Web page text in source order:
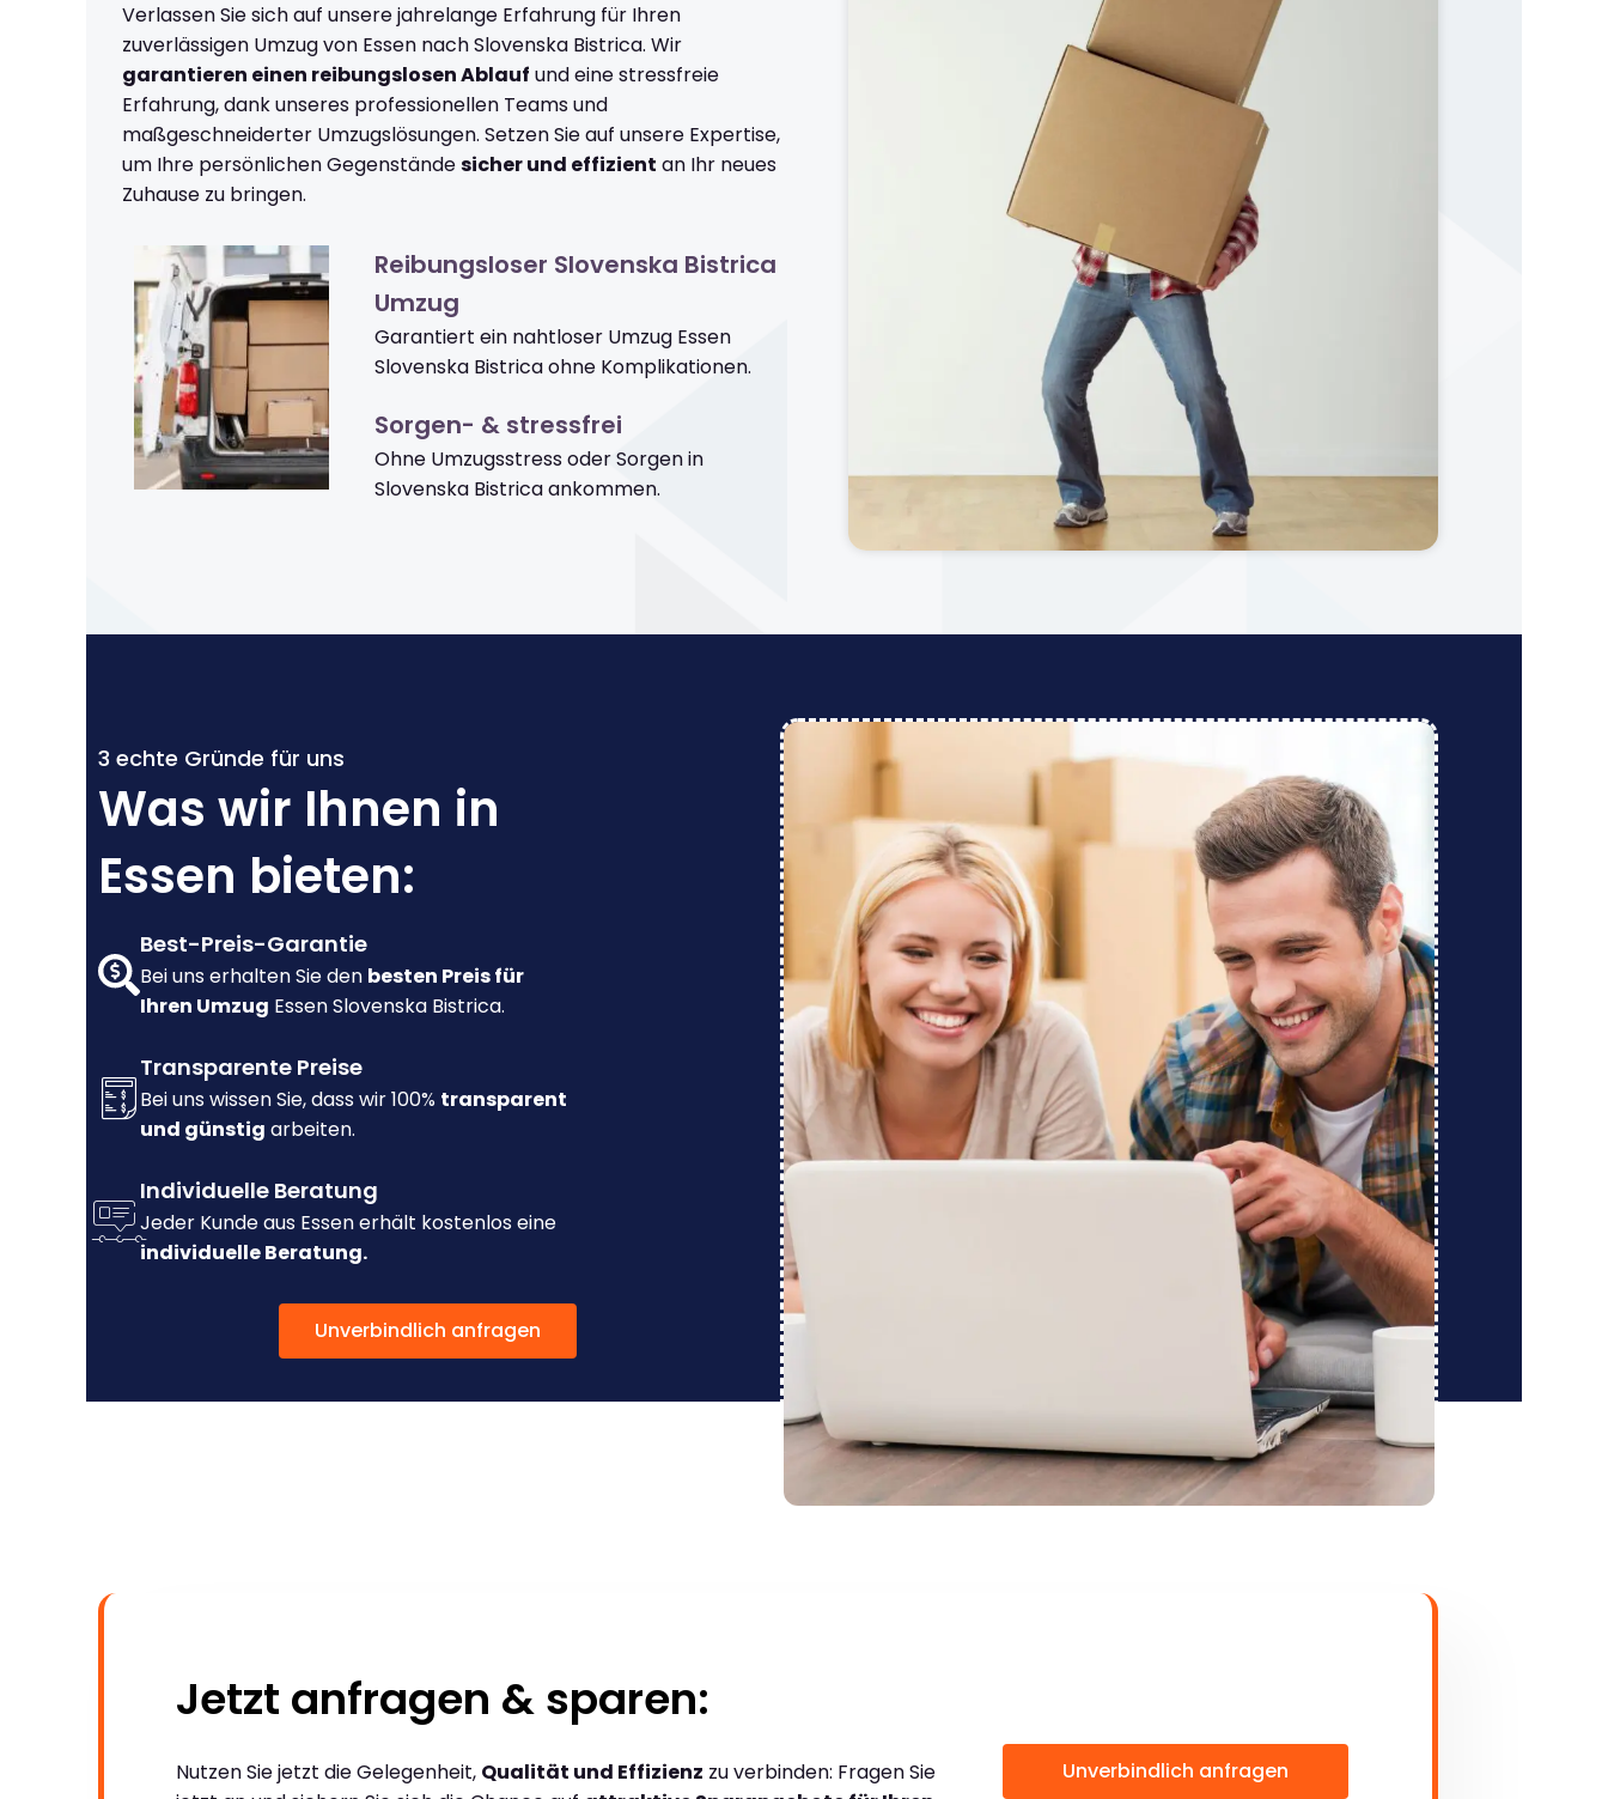
Verlassen Sie sich auf unsere jahrelange Erfahrung für Ihren
zuverlässigen Umzug von Essen nach Slovenska Bistrica. Wir
garantieren einen reibungslosen Ablauf und eine stressfreie
Erfahrung, dank unseres professionellen Teams und
maßgeschneiderter Umzugslösungen. Setzen Sie auf unsere Expertise,
um Ihre persönlichen Gegenständesicher und effizient an Ihr neues
Zuhause zu bringen.
Reibungsloser Slovenska Bistrica
Umzug
Garantiert ein nahtloser Umzug Essen
Slovenska Bistrica ohne Komplikationen.
Sorgen- & stressfrei
Ohne Umzugsstress oder Sorgen in
Slovenska Bistrica ankommen.
3 echte Gründe für uns
Was wir Ihnen in
Essen bieten:
Best-Preis-Garantie
Bei uns erhalten Sie den besten Preis für
Ihren Umzug Essen Slovenska Bistrica.
Transparente Preise
Bei uns wissen Sie, dass wir 100% transparent
und günstig arbeiten.
Individuelle Beratung
Jeder Kunde aus Essen erhält kostenlos eine
individuelle Beratung.
Unverbindlich anfragen
Jetzt anfragen & sparen:
Nutzen Sie jetzt die Gelegenheit, Qualität und Effizienz zu verbinden: Fragen Sie
Unverbindlich anfragen